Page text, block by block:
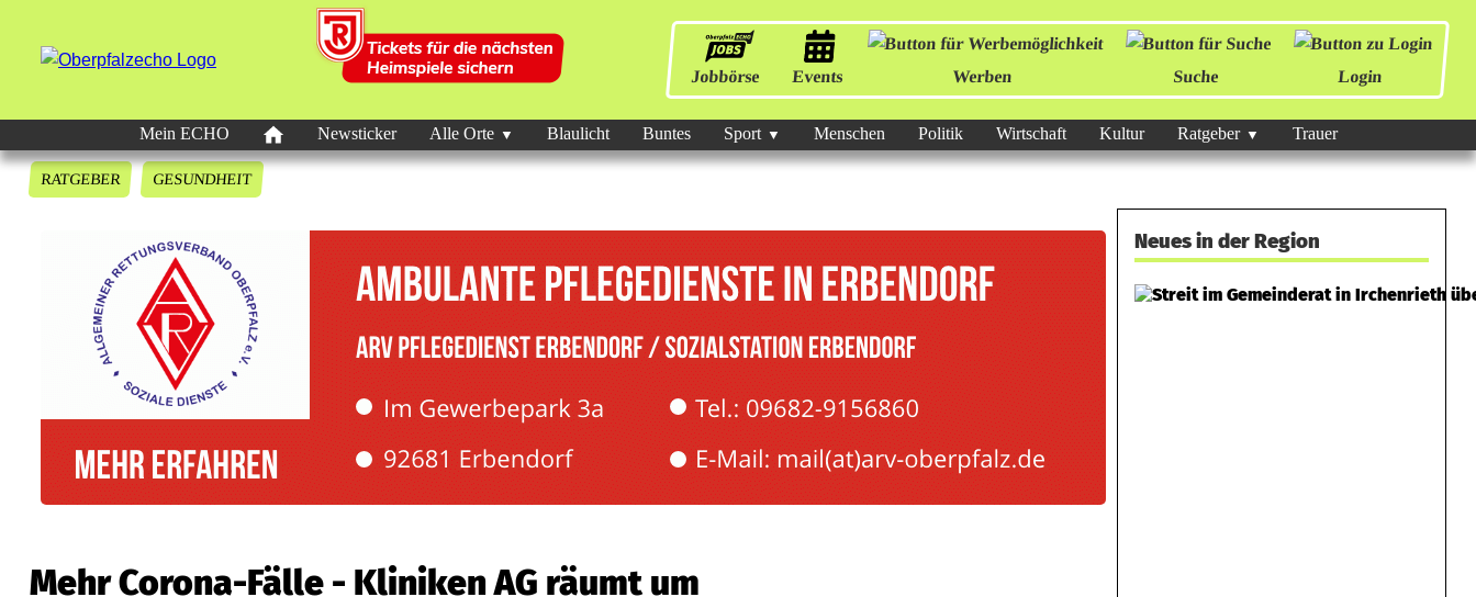
Jobbörse Events Werben Suche Login
Mein ECHO Newsticker Alle Orte Blaulicht Buntes Sport Menschen Politik Wirtschaft Kultur Ratgeber Trauer
RATGEBER GESUNDHEIT
Mehr Corona-Fälle - Kliniken AG räumt um
Neues in der Region